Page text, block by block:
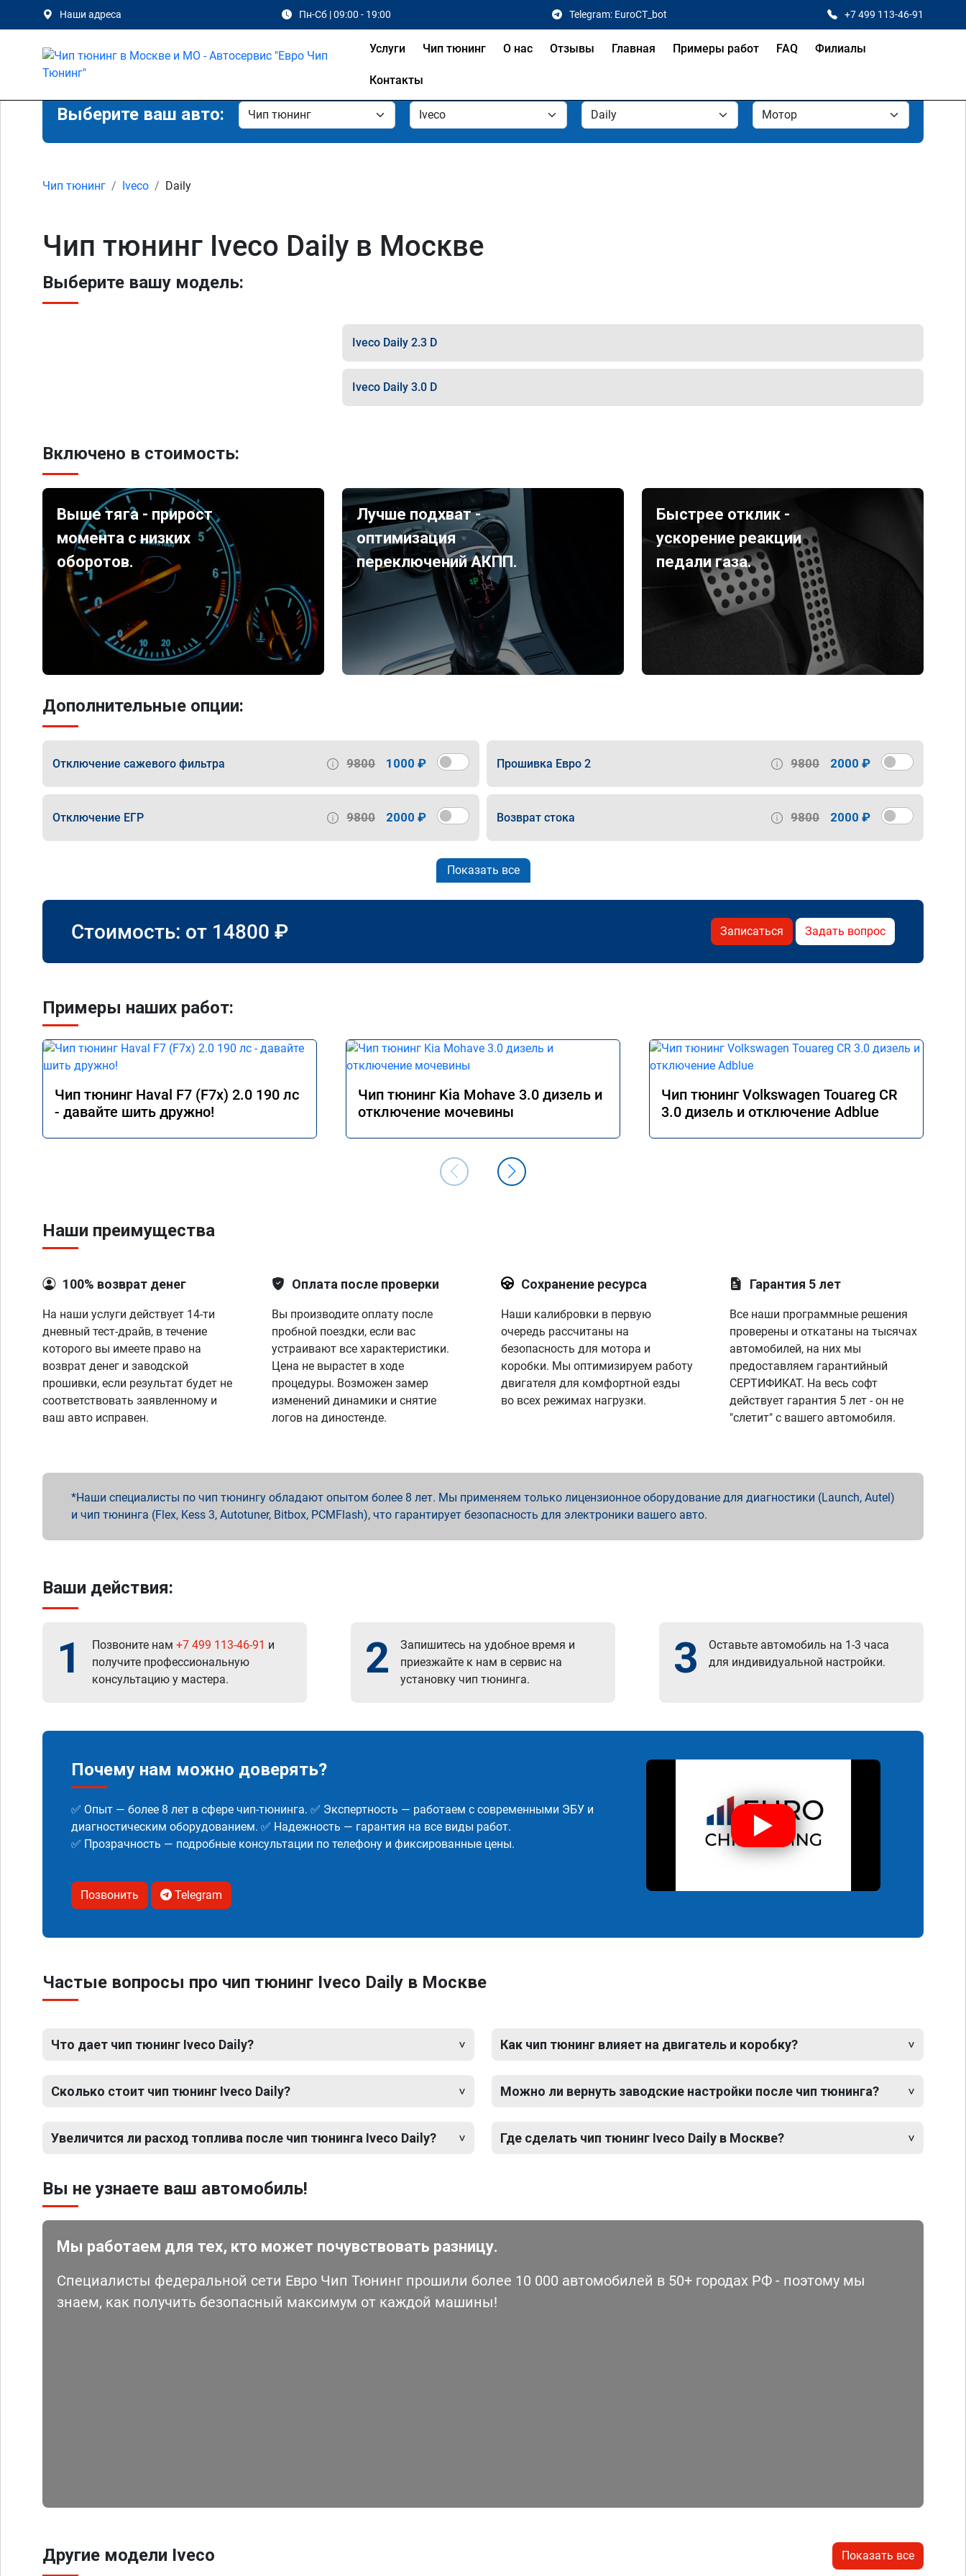
Наши адреса Пн-Сб | 09:00 - 19:00 Telegram: EuroCT_bot +7 499 113-46-91
Услуги Чип тюнинг О нас Отзывы Главная Примеры работ FAQ Филиалы
Контакты
Выберите ваш авто:
Чип тюнинг Iveco Daily
Чип тюнинг Iveco Daily в Москве
Выберите вашу модель:
Iveco Daily 2.3 D
Iveco Daily 3.0 D
Включено в стоимость:
Выше тяга - прирост
момента с низких
оборотов.
Лучше подхват -
оптимизация
переключений АКПП.
Быстрее отклик -
ускорение реакции
педали газа.
Дополнительные опции:
Отключение сажевого фильтра 9800 1000 ₽ Прошивка Евро 2 9800 2000 ₽
Отключение ЕГР 9800 2000 ₽ Возврат стока 9800 2000 ₽
Показать все
Стоимость: от 14800 ₽ Записаться Задать вопрос
Примеры наших работ:
Чип тюнинг Haval F7 (F7x) 2.0 190 лс
- давайте шить дружно!
Чип тюнинг Kia Mohave 3.0 дизель и
отключение мочевины
Чип тюнинг Volkswagen Touareg CR
3.0 дизель и отключение Adblue
Наши преимущества
100% возврат денег
На наши услуги действует 14-ти
дневный тест-драйв, в течение
которого вы имеете право на
возврат денег и заводской
прошивки, если результат будет не
соответствовать заявленному и
ваш авто исправен.
Оплата после проверки
Вы производите оплату после
пробной поездки, если вас
устраивают все характеристики.
Цена не вырастет в ходе
процедуры. Возможен замер
изменений динамики и снятие
логов на диностенде.
Сохранение ресурса
Наши калибровки в первую
очередь рассчитаны на
безопасность для мотора и
коробки. Мы оптимизируем работу
двигателя для комфортной езды
во всех режимах нагрузки.
Гарантия 5 лет
Все наши программные решения
проверены и откатаны на тысячах
автомобилей, на них мы
предоставляем гарантийный
СЕРТИФИКАТ. На весь софт
действует гарантия 5 лет - он не
"слетит" с вашего автомобиля.
Наши специалисты по чип тюнингу обладают опытом более 8 лет. Мы применяем только лицензионное оборудование для диагностики (Launch, Autel)
и чип тюнинга (Flex, Kess 3, Autotuner, Bitbox, PCMFlash), что гарантирует безопасность для электроники вашего авто.
Ваши действия:
1 Позвоните нам +7 499 113-46-91 и
получите профессиональную
консультацию у мастера.
2
Запишитесь на удобное время и
приезжайте к нам в сервис на
установку чип тюнинга.
3
Оставьте автомобиль на 1-3 часа
для индивидуальной настройки.
Почему нам можно доверять?
✅ Опыт — более 8 лет в сфере чип-тюнинга. ✅ Экспертность — работаем с современными ЭБУ и
диагностическим оборудованием. ✅ Надежность — гарантия на все виды работ.
✅ Прозрачность — подробные консультации по телефону и фиксированные цены.
Позвонить Telegram
Частые вопросы про чип тюнинг Iveco Daily в Москве
Что дает чип тюнинг Iveco Daily?
Сколько стоит чип тюнинг Iveco Daily?
Увеличится ли расход топлива после чип тюнинга Iveco Daily?
Как чип тюнинг влияет на двигатель и коробку?
Можно ли вернуть заводские настройки после чип тюнинга?
Где сделать чип тюнинг Iveco Daily в Москве?
Вы не узнаете ваш автомобиль!
Мы работаем для тех, кто может почувствовать разницу.
Специалисты федеральной сети Евро Чип Тюнинг прошили более 10 000 автомобилей в 50+ городах РФ - поэтому мы
знаем, как получить безопасный максимум от каждой машины!
Другие модели Iveco Показать все